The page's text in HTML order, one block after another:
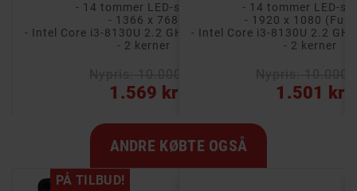
- Intel Core i3-8130U 2.2 GHz (3.4 GHz Turbo)
- 14 tommer LED-skærm
- 1366 x 768
- Intel Core i3-8130U 2.2 GHz (3.4 GHz Turbo)
- 2 kerner
1.569 kr
- 14 tommer LED-
- 1920 x 1080 (Full
- 2 kerner
1.501 kr
ANDRE KØBTE OGSÅ
PÅ TILBUD!